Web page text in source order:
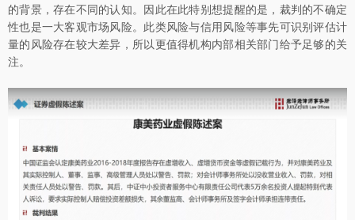
的背景，存在不同的认知。因此在此特别想提醒的是，裁判的不确定
性也是一大客观市场风险。此类风险与信用风险等事先可识别评估计
量的风险存在较大差异，所以更值得机构内部相关部门给予足够的关
注。